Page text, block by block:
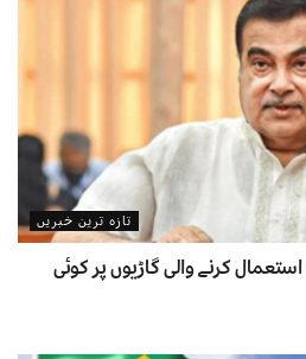
تازہ ترین خبریں
کرنے والی گاڑیوں پر کوئی